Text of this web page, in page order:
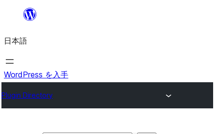
を
ス
キ
プ
日本語
WordPress を入手
Plugin Directory